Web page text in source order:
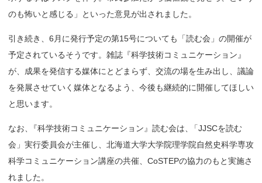
のも怖いと感じる」といった意見が出されました。
引き続き、6月に発行予定の第15号についても「読む会」の開催が
予定されているそうです。雑誌『科学技術コミュニケーション』
が、成果を発信する媒体にとどまらず、交流の場を生み出し、議論
を発展させていく媒体となるよう、今後も継続的に開催してほしい
と思います。
なお、 『科学技術コミュニケーション』読む会は、
「JJSCを読む
会」実行委員会が主催し、北海道大学大学院理学院自然史科学専攻
科学コミュニケーション講座の共催、CoSTEPの協力のもと実施さ
れました。